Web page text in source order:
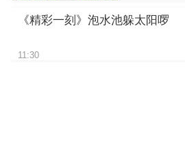
《精彩一刻》泡水池躲太阳啰
11:30